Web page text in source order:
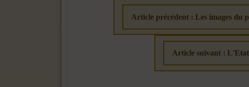
Article précédent : Les images du
Article suivant :